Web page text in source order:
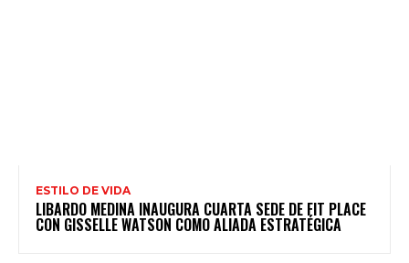
ESTILO DE VIDA
LIBARDO MEDINA INAUGURA CUARTA SEDE DE FIT PLACE
CON GISSELLE WATSON COMO ALIADA ESTRATÉGICA